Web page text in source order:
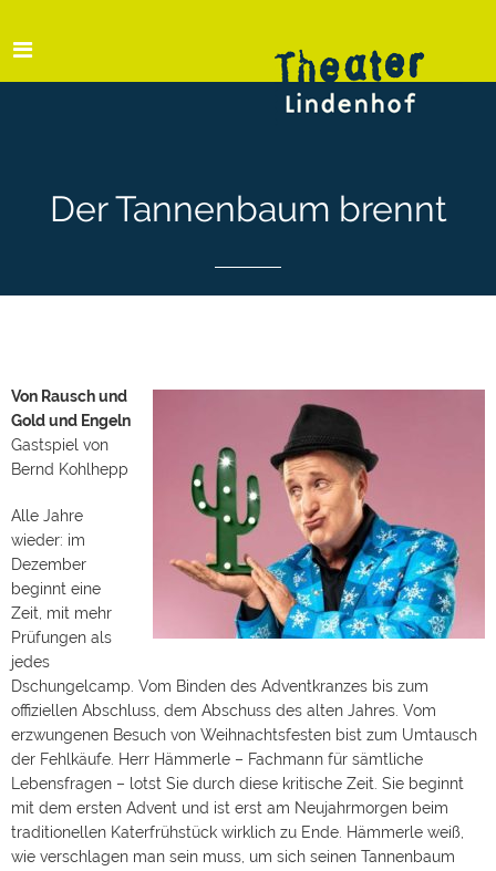
Der Tannenbaum brennt
Von Rausch und
Gold und Engeln
Gastspiel von
Bernd Kohlhepp
Alle Jahre
wieder: im
Dezember
beginnt eine
Zeit, mit mehr
Prüfungen als
jedes
Dschungelcamp. Vom Binden des Adventkranzes bis zum
offiziellen Abschluss, dem Abschuss des alten Jahres. Vom
erzwungenen Besuch von Weihnachtsfesten bist zum Umtausch
der Fehlkäufe. Herr Hämmerle – Fachmann für sämtliche
Lebensfragen – lotst Sie durch diese kritische Zeit. Sie beginnt
mit dem ersten Advent und ist erst am Neujahrmorgen beim
traditionellen Katerfrühstück wirklich zu Ende. Hämmerle weiß,
wie verschlagen man sein muss, um sich seinen Tannenbaum